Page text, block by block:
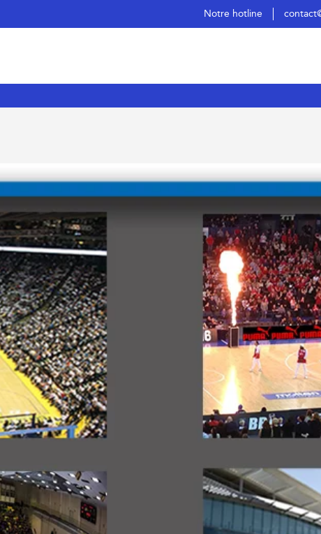
Notre hotline